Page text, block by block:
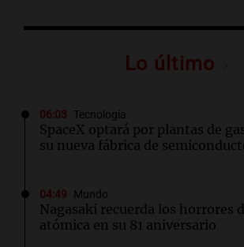
Lo último
06:03 Tecnología
SpaceX optará por plantas de
su nueva fábrica de
04:49 Mundo
Nagasaki recuerda los horrores
atómica en su 81 aniversario